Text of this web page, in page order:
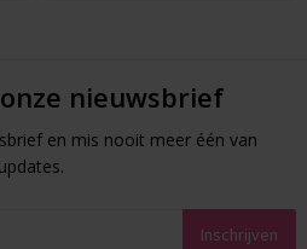
nieuwsbrief
en mis nooit meer één van